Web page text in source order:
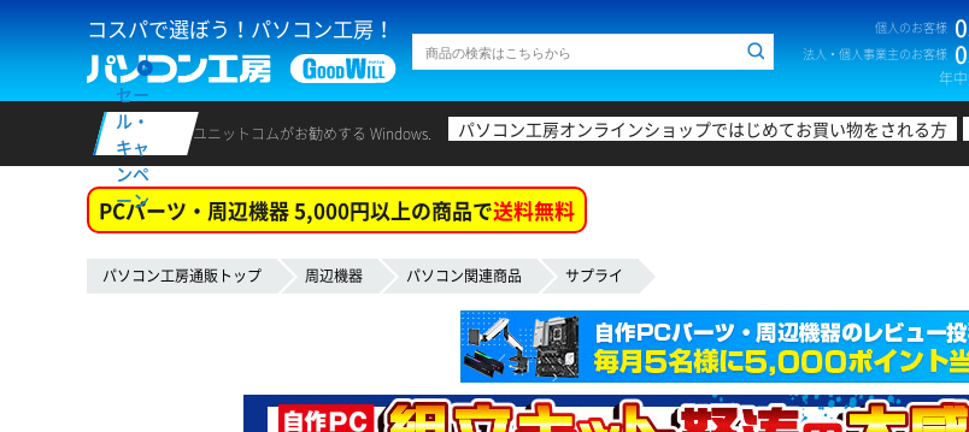
コスパで選ぼう！パソコン工房！ 個人のお客様
法人・個人事業主のお客様
年
セー
ル・
キャ
ンペ
ーン
ユニットコムがお勧めする Windows. パソコン工房オンラインショップではじめてお買い物をされる方
PCパーツ・周辺機器 5,000円以上の商品で送料無料
パソコン工房通販トップ 周辺機器 パソコン関連商品 サプライ